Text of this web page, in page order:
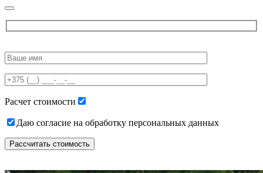
leave
field
empty.
Расчет стоимости
Даю согласие на обработку персональных данных